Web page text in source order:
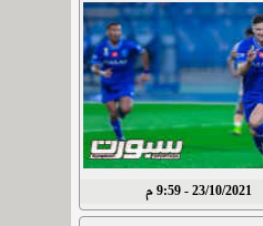
23/10/2021 - 9:59 م